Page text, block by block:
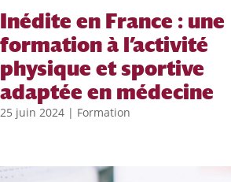
Inédite en France : une
formation à l’activité
physique et sportive
adaptée en médecine
25 juin 2024 | Formation